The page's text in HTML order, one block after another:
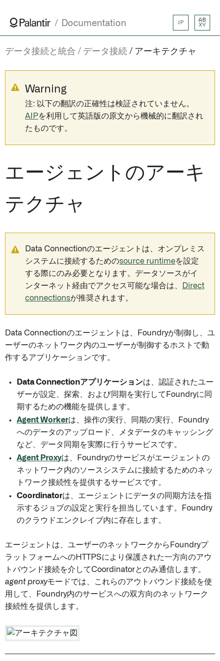
Documentation JP
AB
XY
データ接続と統合 データ接続 アーキテクチャ
Warning
注: 以下の翻訳の正確性は検証されていません。
AIPを利用して英語版の原文から機械的に翻訳され
たものです。
エージェントのアーキ
テクチャ
Data Connectionのエージェントは、オンプレミス
システムに接続するためのsource runtimeを設定
する際にのみ必要となります。データソースがイ
ンターネット経由でアクセス可能な場合は、
Direct
connectionsが推奨されます。
Data Connectionのエージェントは、Foundryが制御し、ユ
ーザーのネットワーク内のユーザーが制御するホストで動
作するアプリケーションです。
Data Connectionアプリケーションは、認証されたユー
ザーが設定、探索、および同期を実行してFoundryに同
期するための機能を提供します。
Agent Workerは、操作の実行、同期の実行、Foundry
へのデータのアップロード、メタデータのキャッシング
など、データ同期を実際に行うサービスです。
Agent Proxyは、Foundryのサービスがエージェントの
ネットワーク内のソースシステムに接続するためのネッ
トワーク接続性を提供するサービスです。
Coordinatorは、エージェントにデータの同期方法を指
示するジョブの設定と実行を担当しています。Foundry
のクラウドエンクレイブ内に存在します。
エージェントは、ユーザーのネットワークからFoundryプ
ラットフォームへのHTTPSにより保護された一方向のアウ
トバウンド接続を介してCoordinatorとのみ通信します。
agent proxyモードでは、これらのアウトバウンド接続を使
用して、Foundry内のサービスへの双方向のネットワーク
接続性を提供します。